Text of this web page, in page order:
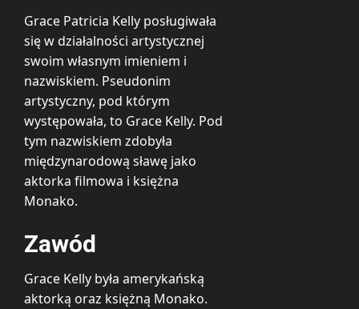
Grace Patricia Kelly posługiwała
się w działalności artystycznej
swoim własnym imieniem i
nazwiskiem. Pseudonim
artystyczny, pod którym
występowała, to Grace Kelly. Pod
tym nazwiskiem zdobyła
międzynarodową sławę jako
aktorka filmowa i księżna
Monako.
Zawód
Grace Kelly była amerykańską
aktorką oraz księżną Monako.